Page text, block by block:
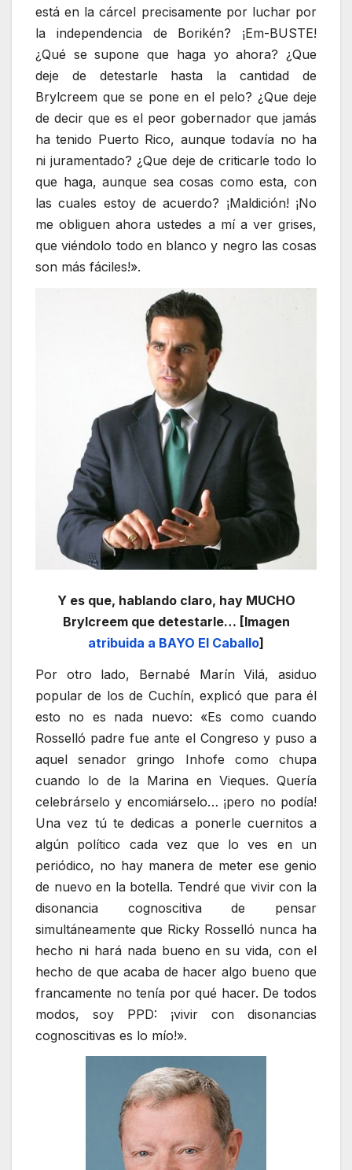
está en la cárcel precisamente por luchar por
la independencia de Borikén? ¡Em-BUSTE!
¿Qué se supone que haga yo ahora? ¿Que
deje de detestarle hasta la cantidad de
Brylcreem que se pone en el pelo? ¿Que deje
de decir que es el peor gobernador que jamás
ha tenido Puerto Rico, aunque todavía no ha
ni juramentado? ¿Que deje de criticarle todo lo
que haga, aunque sea cosas como esta, con
las cuales estoy de acuerdo? ¡Maldición! ¡No
me obliguen ahora ustedes a mí a ver grises,
que viéndolo todo en blanco y negro las cosas
son más fáciles!».
Y es que, hablando claro, hay MUCHO
Brylcreem que detestarle… [Imagen
atribuida a BAYO El Caballo]
Por otro lado, Bernabé Marín Vilá, asiduo
popular de los de Cuchín, explicó que para él
esto no es nada nuevo: «Es como cuando
Rosselló padre fue ante el Congreso y puso a
aquel senador gringo Inhofe como chupa
cuando lo de la Marina en Vieques. Quería
celebrárselo y encomiárselo… ¡pero no podía!
Una vez tú te dedicas a ponerle cuernitos a
algún político cada vez que lo ves en un
periódico, no hay manera de meter ese genio
de nuevo en la botella. Tendré que vivir con la
disonancia cognoscitiva de pensar
simultáneamente que Ricky Rosselló nunca ha
hecho ni hará nada bueno en su vida, con el
hecho de que acaba de hacer algo bueno que
francamente no tenía por qué hacer. De todos
modos, soy PPD: ¡vivir con disonancias
cognoscitivas es lo mío!».